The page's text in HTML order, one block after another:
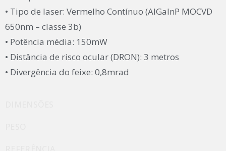
• Tipo de laser: Vermelho Contínuo (AlGaInP MOCVD
650nm – classe 3b)
• Potência média: 150mW
• Distância de risco ocular (DRON): 3 metros
• Divergência do feixe: 0,8mrad